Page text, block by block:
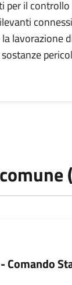
per il controllo
lavorazione
Comando